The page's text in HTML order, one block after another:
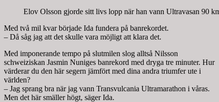
Elov Olsson gjorde sitt livs lopp när han vann Ultravasan 90
Med två mil kvar började Ida fundera på banrekordet.
– Då såg jag att det skulle vara möjligt att klara det.
Med imponerande tempo på slutmilen slog alltså Nilsson
schweiziskan Jasmin Nuniges banrekord med dryga tre minuter. Hur
värderar du den här segern jämfört med dina andra triumfer ute i
världen?
– Jag sprang bra när jag vann Transvulcania Ultramarathon i våras.
Men det här smäller högt, säger Ida.